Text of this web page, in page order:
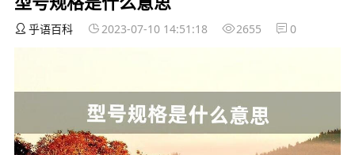
乎语百科 2023-07-10 14:51:18 2655 0